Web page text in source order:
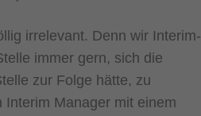
irrelevant. Denn wir Interim-
immer gern, sich die
zur Folge hätte, zu
Manager mit einem